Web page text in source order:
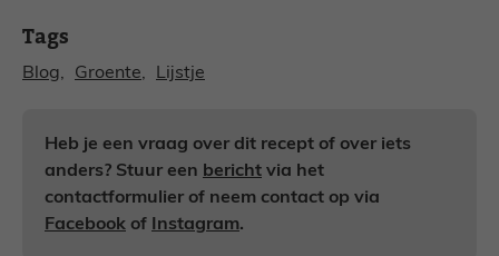
Tags
Blog, Groente, Lijstje
Heb je een vraag over dit recept of over iets
anders? Stuur een bericht via het
contactformulier of neem contact op via
Facebook of Instagram.